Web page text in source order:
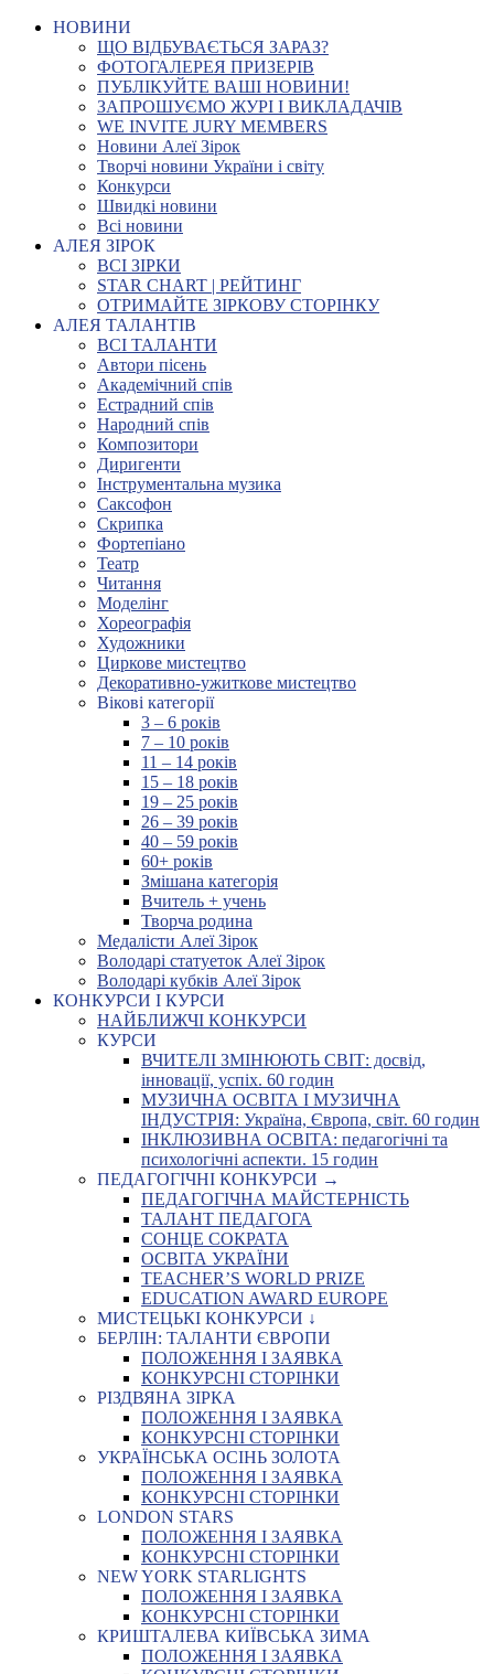
НОВИНИ
ЩО ВІДБУВАЄТЬСЯ ЗАРАЗ?
ФОТОГАЛЕРЕЯ ПРИЗЕРІВ
ПУБЛІКУЙТЕ ВАШІ НОВИНИ!
ЗАПРОШУЄМО ЖУРІ І ВИКЛАДАЧІВ
WE INVITE JURY MEMBERS
Новини Алеї Зірок
Творчі новини України і світу
Конкурси
Швидкі новини
Всі новини
АЛЕЯ ЗІРОК
ВСІ ЗІРКИ
STAR CHART | РЕЙТИНГ
ОТРИМАЙТЕ ЗІРКОВУ СТОРІНКУ
АЛЕЯ ТАЛАНТІВ
ВСІ ТАЛАНТИ
Автори пісень
Академічний спів
Естрадний спів
Народний спів
Композитори
Диригенти
Інструментальна музика
Саксофон
Скрипка
Фортепіано
Театр
Читання
Моделінг
Хореографія
Художники
Циркове мистецтво
Декоративно-ужиткове мистецтво
Вікові категорії
3 – 6 років
7 – 10 років
11 – 14 років
15 – 18 років
19 – 25 років
26 – 39 років
40 – 59 років
60+ років
Змішана категорія
Вчитель + учень
Творча родина
Медалісти Алеї Зірок
Володарі статуеток Алеї Зірок
Володарі кубків Алеї Зірок
КОНКУРСИ І КУРСИ
НАЙБЛИЖЧІ КОНКУРСИ
КУРСИ
ВЧИТЕЛІ ЗМІНЮЮТЬ СВІТ: досвід,
інновації, успіх. 60 годин
МУЗИЧНА ОСВІТА І МУЗИЧНА
ІНДУСТРІЯ: Україна, Європа, світ. 60 годин
ІНКЛЮЗИВНА ОСВІТА: педагогічні та
психологічні аспекти. 15 годин
ПЕДАГОГІЧНІ КОНКУРСИ →
ПЕДАГОГІЧНА МАЙСТЕРНІСТЬ
ТАЛАНТ ПЕДАГОГА
СОНЦЕ СОКРАТА
ОСВІТА УКРАЇНИ
TEACHER’S WORLD PRIZE
EDUCATION AWARD EUROPE
МИСТЕЦЬКІ КОНКУРСИ ↓
БЕРЛІН: ТАЛАНТИ ЄВРОПИ
ПОЛОЖЕННЯ І ЗАЯВКА
КОНКУРСНІ СТОРІНКИ
РІЗДВЯНА ЗІРКА
ПОЛОЖЕННЯ І ЗАЯВКА
КОНКУРСНІ СТОРІНКИ
УКРАЇНСЬКА ОСІНЬ ЗОЛОТА
ПОЛОЖЕННЯ І ЗАЯВКА
КОНКУРСНІ СТОРІНКИ
LONDON STARS
ПОЛОЖЕННЯ І ЗАЯВКА
КОНКУРСНІ СТОРІНКИ
NEW YORK STARLIGHTS
ПОЛОЖЕННЯ І ЗАЯВКА
КОНКУРСНІ СТОРІНКИ
КРИШТАЛЕВА КИЇВСЬКА ЗИМА
ПОЛОЖЕННЯ І ЗАЯВКА